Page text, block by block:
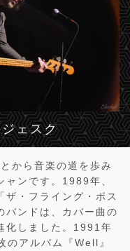
ェスク
から音楽の道を歩み
ャンです。1989年、
ザ・フライング・ポス
バンドは、カバー曲の
化しました。1991年
のアルバム『Well』